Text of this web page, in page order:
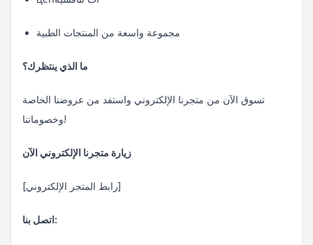
مجموعة واسعة من المنتجات الطبية
ما الذي ينتظرك؟
تسوق الآن من متجرنا الإلكتروني واستفد من عروضنا الخاصة
وخصوماتنا!
زيارة متجرنا الإلكتروني الآن
[رابط المتجر الإلكتروني]
اتصل بنا: